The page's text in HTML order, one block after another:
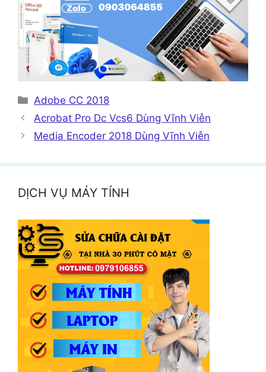
Danh
mục
Adobe CC 2018
Acrobat Pro Dc Vcs6 Dùng Vĩnh Viễn
Media Encoder 2018 Dùng Vĩnh Viễn
DỊCH VỤ MÁY TÍNH